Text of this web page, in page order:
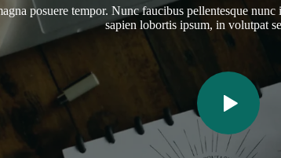
posuere tempor. Nunc faucibus pellentesque
sapien lobortis ipsum, in volutpat